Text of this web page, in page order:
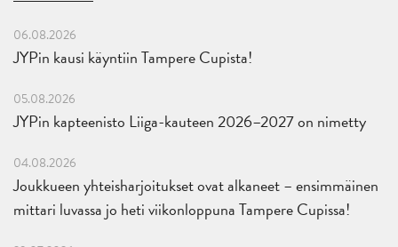
06.08.2026
JYPin kausi käyntiin Tampere Cupista!
05.08.2026
JYPin kapteenisto Liiga-kauteen 2026–2027 on nimetty
04.08.2026
Joukkueen yhteisharjoitukset ovat alkaneet – ensimmäinen
mittari luvassa jo heti viikonloppuna Tampere Cupissa!